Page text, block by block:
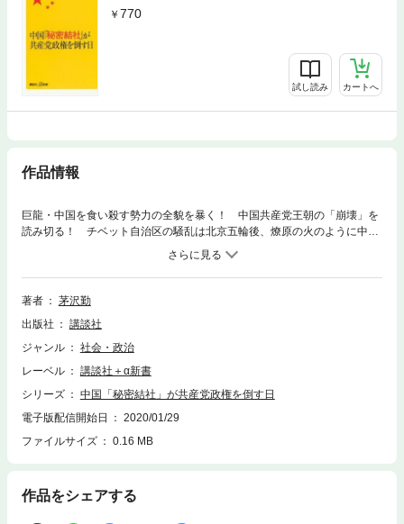
770
試し読み カートへ
作品情報
巨龍・中国を食い殺す勢力の全貌を暴く！ 中国共産党王朝の「崩壊」を
読み切る！ チベット自治区の騒乱は北京五輪後、燎原の火のように中国
全土に飛び火する。それは秘密結社が時の王朝を倒すという「歴史の必
然」なのだ。共産党崩壊は目前に！
著者
茅沢勤
出版社
講談社
ジャンル
社会・政治
レーベル
講談社＋α新書
シリーズ
中国「秘密結社」が共産党政権を倒す日
電子版配信開始日
2020/01/29
ファイルサイズ
0.16 MB
作品をシェアする